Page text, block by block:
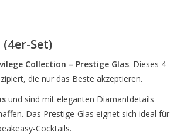
Set)
Collection – Prestige Glas. Dieses 4-
die nur das Beste akzeptieren.
und sind mit eleganten Diamantdetails
Das Prestige-Glas eignet sich ideal für
Cocktails.